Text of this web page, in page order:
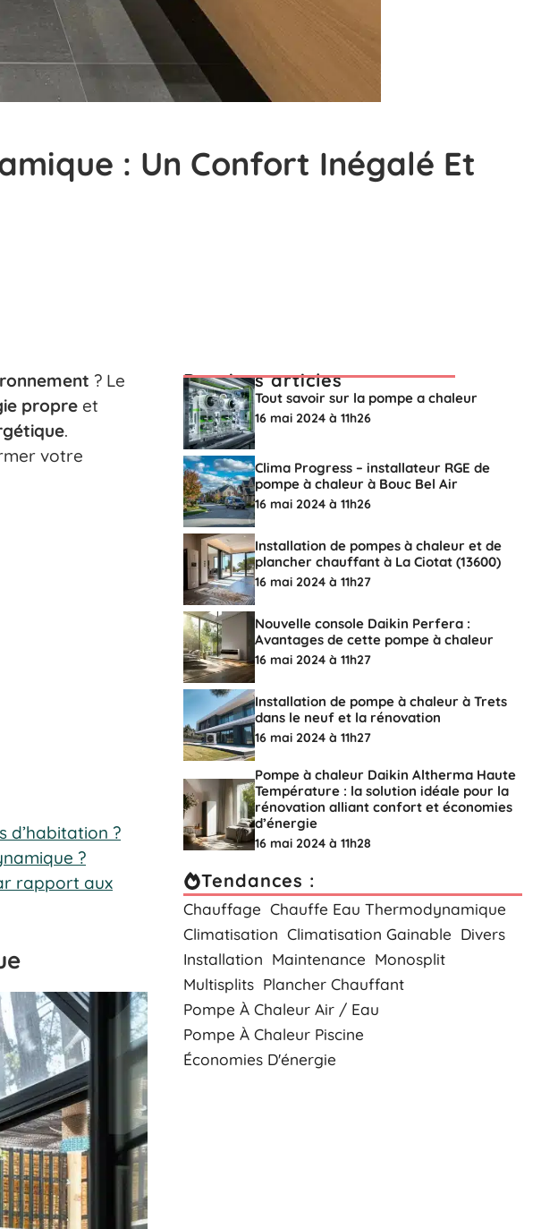
: Un Confort Inégalé Et
? Le
propre et
.
votre
d’habitation ?
?
rapport aux
Derniers articles
Tout savoir sur la pompe a chaleur
16 mai 2024 à 11h26
Clima Progress – installateur RGE de
pompe à chaleur à Bouc Bel Air
16 mai 2024 à 11h26
Installation de pompes à chaleur et de
plancher chauffant à La Ciotat (13600)
16 mai 2024 à 11h27
Nouvelle console Daikin Perfera :
Avantages de cette pompe à chaleur
16 mai 2024 à 11h27
Installation de pompe à chaleur à Trets
dans le neuf et la rénovation
16 mai 2024 à 11h27
Pompe à chaleur Daikin Altherma Haute
Température : la solution idéale pour la
rénovation alliant confort et économies
d’énergie
16 mai 2024 à 11h28
Tendances :
Chauffage Chauffe Eau Thermodynamique
Climatisation Climatisation Gainable Divers
Installation Maintenance Monosplit
Multisplits Plancher Chauffant
Pompe À Chaleur Air / Eau
Pompe À Chaleur Piscine
Économies D'énergie